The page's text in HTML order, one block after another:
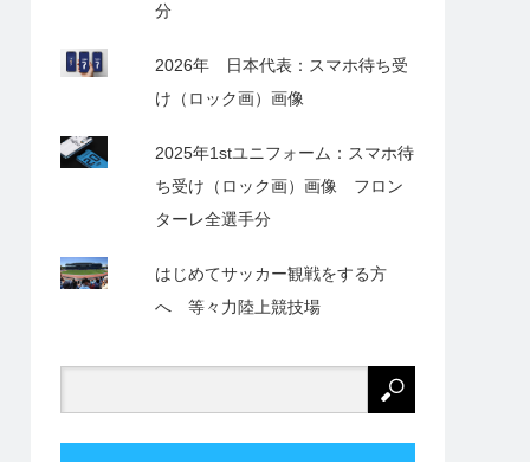
分
2026年 日本代表：スマホ待ち受
け（ロック画）画像
2025年1stユニフォーム：スマホ待
ち受け（ロック画）画像 フロン
ターレ全選手分
はじめてサッカー観戦をする方
へ 等々力陸上競技場